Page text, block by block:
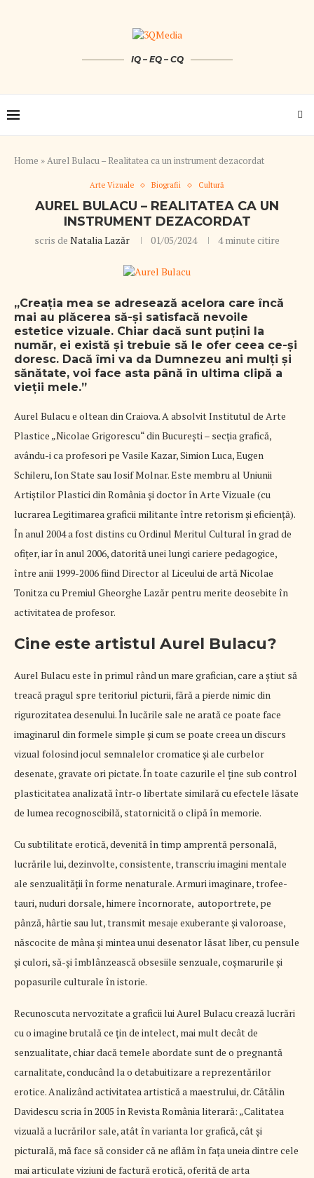
IQ – EQ – CQ
Home »Aurel Bulacu – Realitatea ca un instrument dezacordat
Arte Vizuale Biografii Cultură
AUREL BULACU – REALITATEA CA UN
INSTRUMENT DEZACORDAT
scris de Natalia Lazăr 01/05/2024 4 minute citire
„Creația mea se adresează acelora care încă
mai au plăcerea să-și satisfacă nevoile
estetice vizuale. Chiar dacă sunt puțini la
număr, ei există și trebuie să le ofer ceea ce-și
doresc. Dacă îmi va da Dumnezeu ani mulți și
sănătate, voi face asta până în ultima clipă a
vieții mele.”
Aurel Bulacu e oltean din Craiova. A absolvit Institutul de Arte
Plastice „Nicolae Grigorescu“ din București – secția grafică,
avându-i ca profesori pe Vasile Kazar, Simion Luca, Eugen
Schileru, Ion State sau Iosif Molnar. Este membru al Uniunii
Artiștilor Plastici din România și doctor în Arte Vizuale (cu
lucrarea Legitimarea graficii militante între retorism și eficiență).
În anul 2004 a fost distins cu Ordinul Meritul Cultural în grad de
ofițer, iar în anul 2006, datorită unei lungi cariere pedagogice,
între anii 1999-2006 fiind Director al Liceului de artă Nicolae
Tonitza cu Premiul Gheorghe Lazăr pentru merite deosebite în
activitatea de profesor.
Cine este artistul Aurel Bulacu?
Aurel Bulacu este în primul rând un mare grafician, care a ştiut să
treacă pragul spre teritoriul picturii, fără a pierde nimic din
rigurozitatea desenului. În lucările sale ne arată ce poate face
imaginarul din formele simple și cum se poate creea un discurs
vizual folosind jocul semnalelor cromatice și ale curbelor
desenate, gravate ori pictate. În toate cazurile el ține sub control
plasticitatea analizată într-o libertate similară cu efectele lăsate
de lumea recognoscibilă, statornicită o clipă în memorie.
Cu subtilitate erotică, devenită în timp amprentă personală,
lucrările lui, dezinvolte, consistente, transcriu imagini mentale
ale senzualităţii în forme nenaturale. Armuri imaginare, trofee-
tauri, nuduri dorsale, himere încornorate, autoportrete, pe
pânză, hârtie sau lut, transmit mesaje exuberante și valoroase,
născocite de mâna și mintea unui desenator lăsat liber, cu pensule
şi culori, să-şi îmblânzească obsesiile senzuale, coșmarurile şi
popasurile culturale în istorie.
Recunoscuta nervozitate a graficii lui Aurel Bulacu crează lucrări
cu o imagine brutală ce ţin de intelect, mai mult decât de
senzualitate, chiar dacă temele abordate sunt de o pregnantă
carnalitate, conducând la o detabuitizare a reprezentărilor
erotice. Analizând activitatea artistică a maestrului, dr. Cătălin
Davidescu scria în 2005 în Revista România literară: „Calitatea
vizuală a lucrărilor sale, atât în varianta lor grafică, cât şi
picturală, mă face să consider că ne aflăm în faţa uneia dintre cele
mai articulate viziuni de factură erotică, oferită de arta